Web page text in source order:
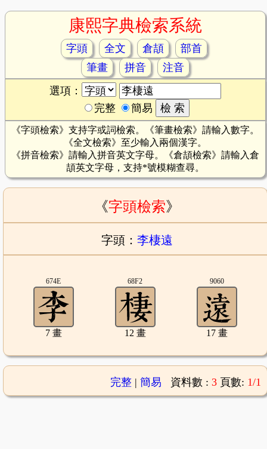
康熙字典檢索系統
字頭 全文 倉頡
部首
筆畫
拼音
注音
選項：
完整
簡易
《字頭檢索》支持字或詞檢索。《筆畫檢索》請輸入數字。
《全文檢索》至少輸入兩個漢字。
《拼音檢索》請輸入拼音英文字母。《倉頡檢索》請輸入倉
頡英文字母，支持*號模糊查尋。
《字頭檢索》
字頭： 李棲遠
674E
7 畫
68F2
12 畫
9060
17 畫
完整| 簡易 資料數 : 3 頁數: 1/1